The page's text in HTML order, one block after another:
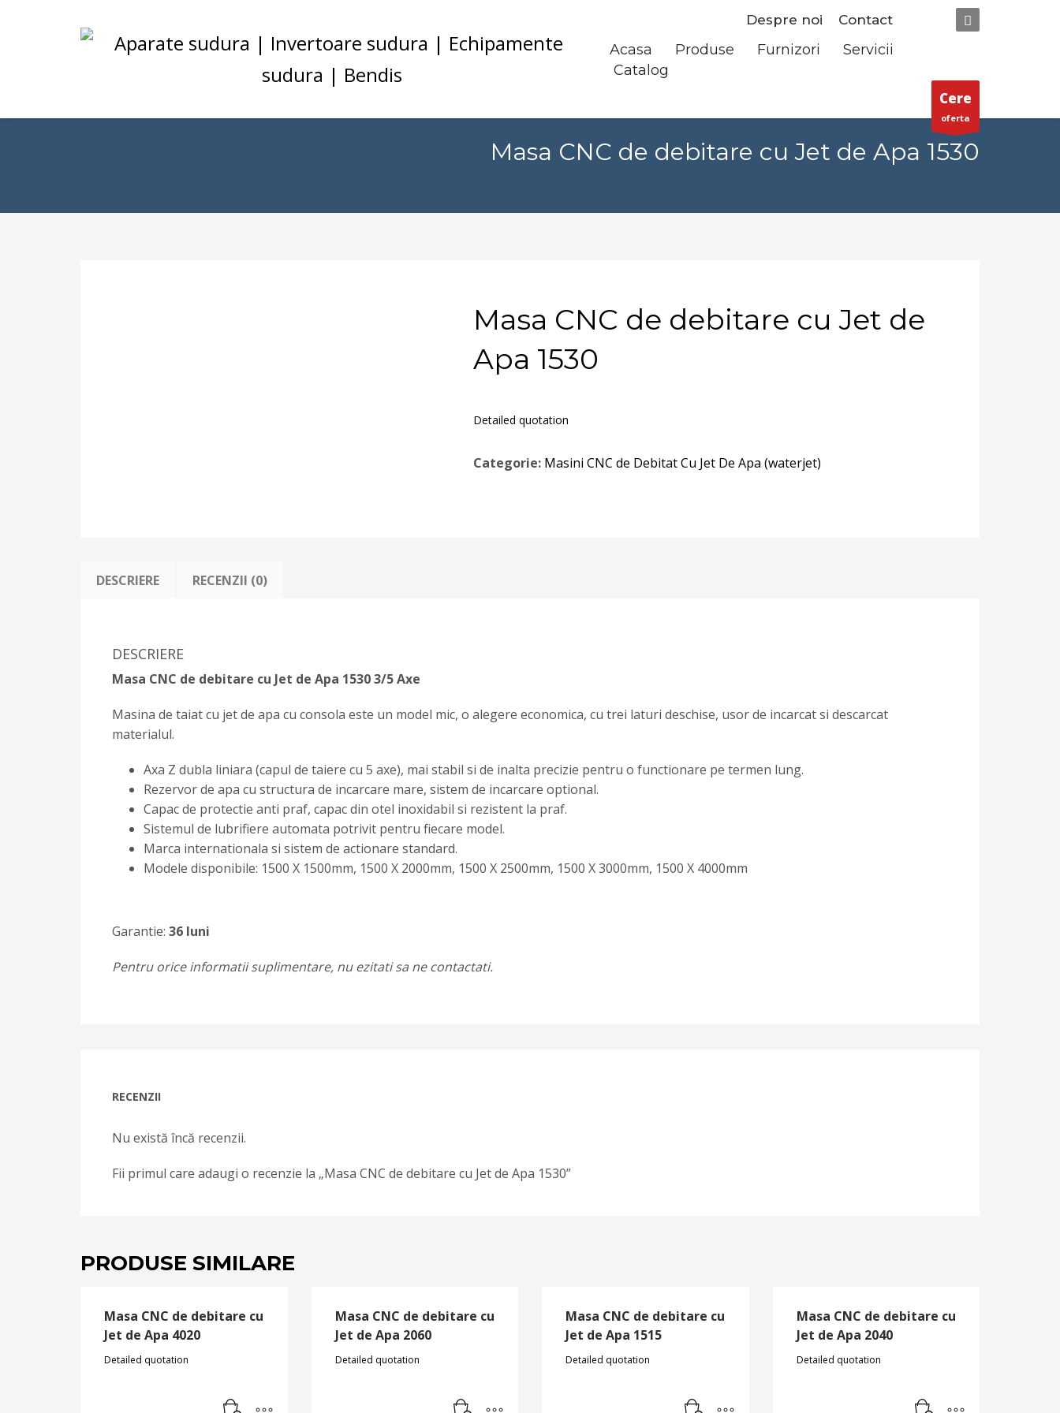
Despre noi Contact
Acasa Produse Furnizori
Servicii
Catalog
Cere
oferta
Masa CNC de debitare cu Jet de Apa 1530
Masa CNC de debitare cu Jet de
Apa 1530
Detailed quotation
Categorie: Masini CNC de Debitat Cu Jet De Apa (waterjet)
DESCRIERE RECENZII (0)
DESCRIERE
Masa CNC de debitare cu Jet de Apa 1530 3/5 Axe
Masina de taiat cu jet de apa cu consola este un model mic, o alegere economica, cu trei laturi deschise, usor de incarcat si descarcat
materialul.
Axa Z dubla liniara (capul de taiere cu 5 axe), mai stabil si de inalta precizie pentru o functionare pe termen lung.
Rezervor de apa cu structura de incarcare mare, sistem de incarcare optional.
Capac de protectie anti praf, capac din otel inoxidabil si rezistent la praf.
Sistemul de lubrifiere automata potrivit pentru fiecare model.
Marca internationala si sistem de actionare standard.
Modele disponibile: 1500 X 1500mm, 1500 X 2000mm, 1500 X 2500mm, 1500 X 3000mm, 1500 X 4000mm
Garantie: 36 luni
Pentru orice informatii suplimentare, nu ezitati sa ne contactati.
RECENZII
Nu există încă recenzii.
Fii primul care adaugi o recenzie la „Masa CNC de debitare cu Jet de Apa 1530”
PRODUSE SIMILARE
Masa CNC de debitare cu
Jet de Apa 4020
Detailed quotation
Masa CNC de debitare cu
Jet de Apa 2060
Detailed quotation
Masa CNC de debitare cu
Jet de Apa 1515
Detailed quotation
Masa CNC de debitare cu
Jet de Apa 2040
Detailed quotation